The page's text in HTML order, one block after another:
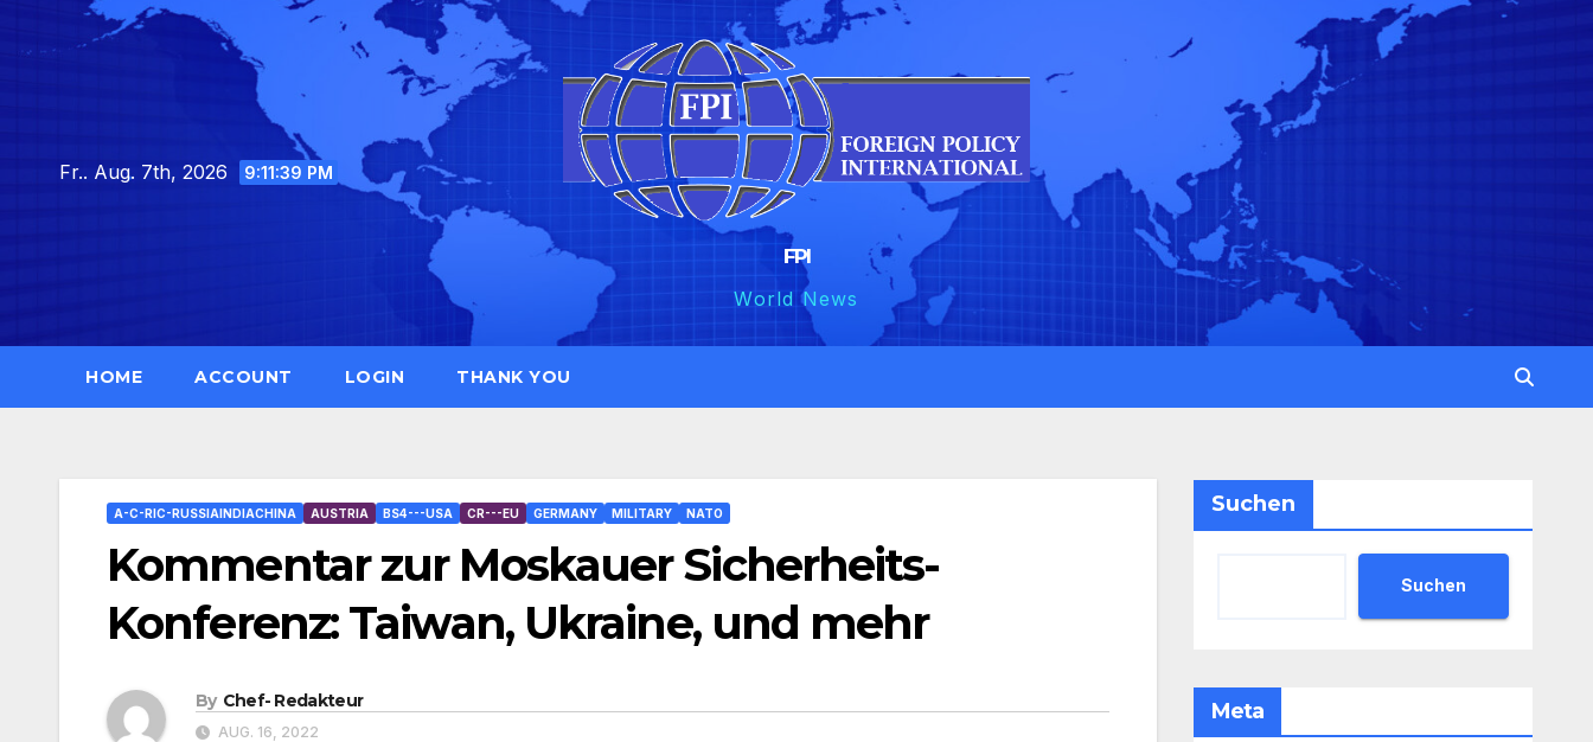
Fr.. Aug. 7th, 2026 9:11:41 PM
FPI
World News
HOME ACCOUNT LOGIN THANK YOU
A-C-RIC-RUSSIAINDIACHINA AUSTRIA BS4---USA CR---EU GERMANY MILITARY NATO
Kommentar zur Moskauer Sicherheits-
Konferenz: Taiwan, Ukraine, und mehr
By Chef- Redakteur
AUG. 16, 2022
Suchen
Suchen
Meta